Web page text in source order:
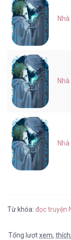
Từ khóa: đọc truyện
Tổng lượtxem, thích,